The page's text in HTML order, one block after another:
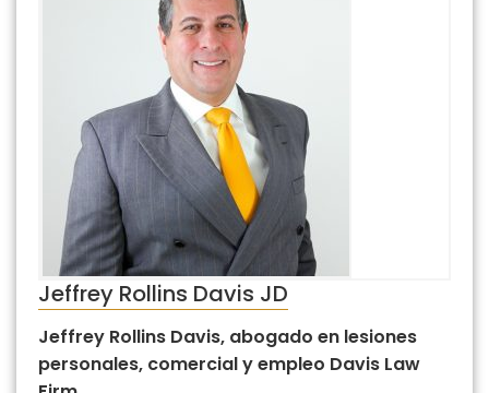
Jeffrey Rollins Davis JD
Jeffrey Rollins Davis, abogado en lesiones
personales, comercial y empleo Davis Law